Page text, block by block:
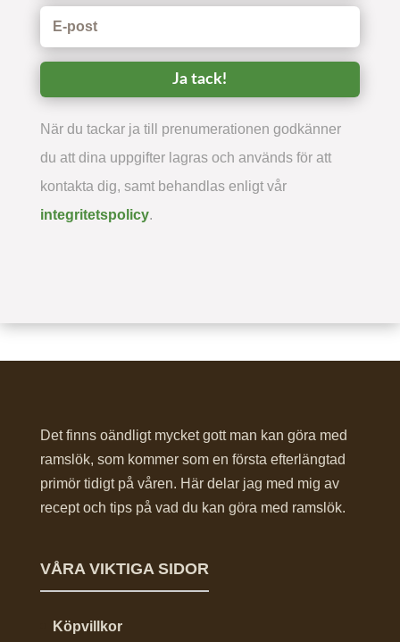
Ja tack!
När du tackar ja till prenumerationen godkänner
du att dina uppgifter lagras och används för att
kontakta dig, samt behandlas enligt vår
integritetspolicy.
Det finns oändligt mycket gott man kan göra med
ramslök, som kommer som en första efterlängtad
primör tidigt på våren. Här delar jag med mig av
recept och tips på vad du kan göra med ramslök.
VÅRA VIKTIGA SIDOR
Köpvillkor